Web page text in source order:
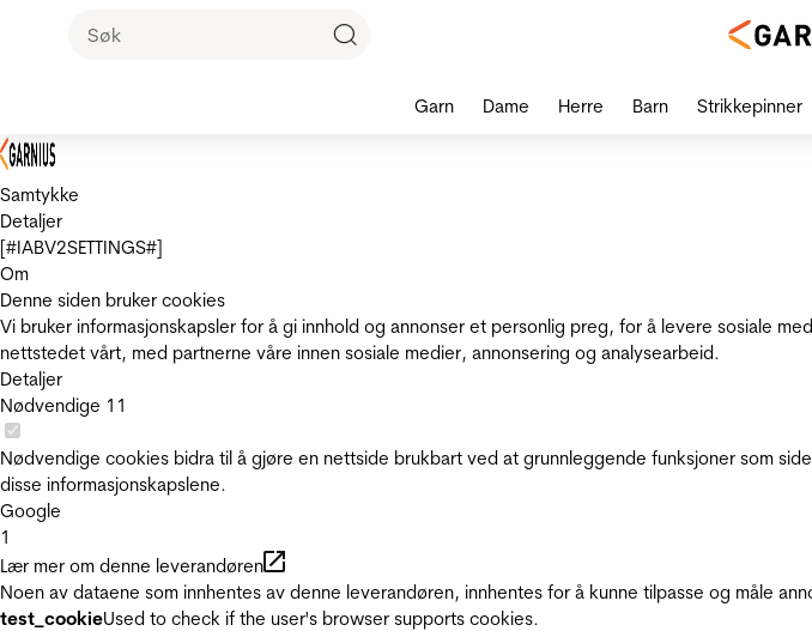
Samtykke
Detaljer
[#IABV2SETTINGS#]
Om
Denne siden bruker cookies
Vi bruker informasjonskapsler for å gi innhold og annonser et personlig preg, for å levere sosiale
nettstedet vårt, med partnerne våre innen sosiale medier, annonsering og analysearbeid.
Detaljer
Nødvendige 11
Nødvendige cookies bidra til å gjøre en nettside brukbart ved at grunnleggende funksjoner som
disse informasjonskapslene.
Google
1
Lær mer om denne leverandøren
Noen av dataene som innhentes av denne leverandøren, innhentes for å kunne tilpasse og måle
test_cookieUsed to check if the user's browser supports cookies.
Garn Dame Herre Barn Strikkepinner